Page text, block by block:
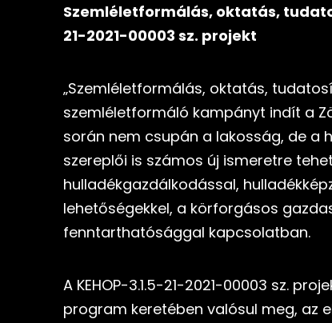
Szemléletformálás, oktatás,
21-2021-00003 sz. projekt
„Szemléletformálás, oktatás,
szemléletformáló kampányt indít a
során nem csupán a lakosság, de a
szereplői is számos új ismeretre
hulladékgazdálkodással,
lehetőségekkel, a körforgásos
fenntarthatósággal kapcsolatban.
A KEHOP-3.1.5-21-2021-00003 sz.
program keretében valósul meg, az